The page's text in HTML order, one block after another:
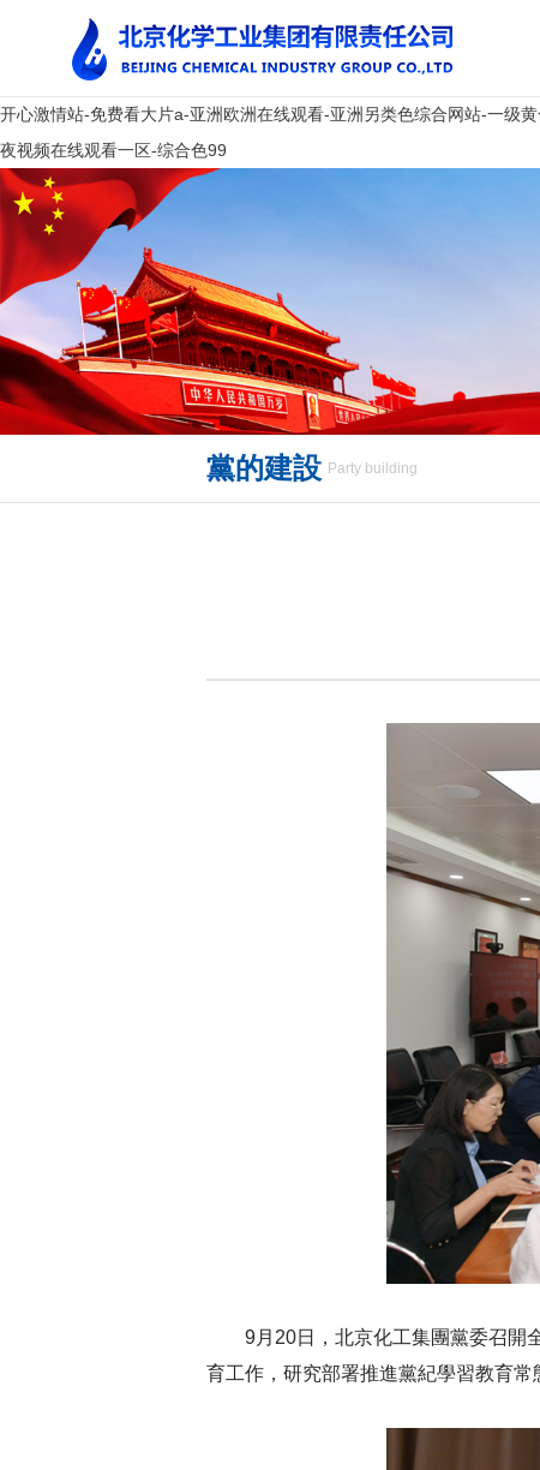
开心激情站-免费看大片a-亚洲欧洲在线观看-亚洲另类色综合网站-一级
夜视频在线观看一区-综合色99
黨的建設 Party building
9月20日，北京化工集團黨委召開
育工作，研究部署推進黨紀學習教育常